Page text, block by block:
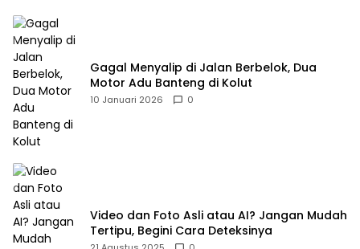
Gagal Menyalip di Jalan Berbelok, Dua
Motor Adu Banteng di Kolut
10 Januari 2026 0
Video dan Foto Asli atau AI? Jangan Mudah
Tertipu, Begini Cara Deteksinya